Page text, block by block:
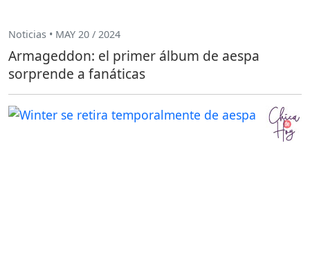
Noticias • MAY 20 / 2024
Armageddon: el primer álbum de aespa
sorprende a fanáticas